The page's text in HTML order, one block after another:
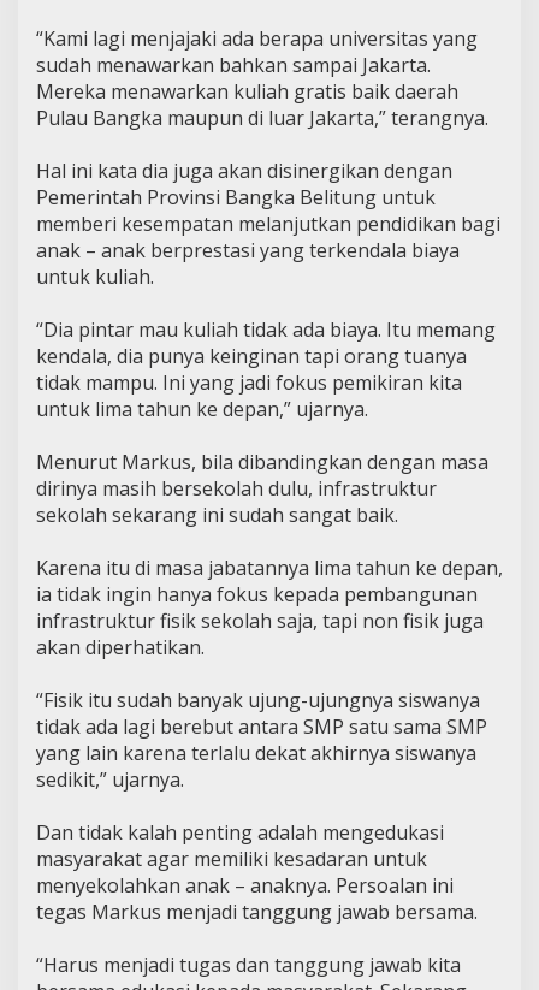
“Kami lagi menjajaki ada berapa universitas yang
sudah menawarkan bahkan sampai Jakarta.
Mereka menawarkan kuliah gratis baik daerah
Pulau Bangka maupun di luar Jakarta,” terangnya.
Hal ini kata dia juga akan disinergikan dengan
Pemerintah Provinsi Bangka Belitung untuk
memberi kesempatan melanjutkan pendidikan bagi
anak – anak berprestasi yang terkendala biaya
untuk kuliah.
“Dia pintar mau kuliah tidak ada biaya. Itu memang
kendala, dia punya keinginan tapi orang tuanya
tidak mampu. Ini yang jadi fokus pemikiran kita
untuk lima tahun ke depan,” ujarnya.
Menurut Markus, bila dibandingkan dengan masa
dirinya masih bersekolah dulu, infrastruktur
sekolah sekarang ini sudah sangat baik.
Karena itu di masa jabatannya lima tahun ke depan,
ia tidak ingin hanya fokus kepada pembangunan
infrastruktur fisik sekolah saja, tapi non fisik juga
akan diperhatikan.
“Fisik itu sudah banyak ujung-ujungnya siswanya
tidak ada lagi berebut antara SMP satu sama SMP
yang lain karena terlalu dekat akhirnya siswanya
sedikit,” ujarnya.
Dan tidak kalah penting adalah mengedukasi
masyarakat agar memiliki kesadaran untuk
menyekolahkan anak – anaknya. Persoalan ini
tegas Markus menjadi tanggung jawab bersama.
“Harus menjadi tugas dan tanggung jawab kita